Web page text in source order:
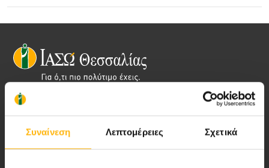
Συναίνεση Λεπτομέρειες Σχετικά
Αποστολή μας να παρέχουμε υψηλής
ποιότητας ολοκληρωμένες υπηρεσίες
υγείας.